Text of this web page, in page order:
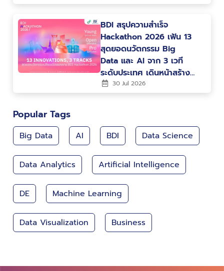
BDI สรุปความสำเร็จ
Hackathon 2026 เฟ้น 13
สุดยอดนวัตกรรม Big
Data และ AI จาก 3 เวที
ระดับประเทศ เดินหน้าสร้าง
คน สร้างนวัตกรรม ขับ
เคลื่อนประเทศไทยสู่ Data-
30 Jul 2026
Popular Tags
Big Data AI BDI Data Science
Data Analytics Artificial Intelligence
DE Machine Learning
Data Visualization Business